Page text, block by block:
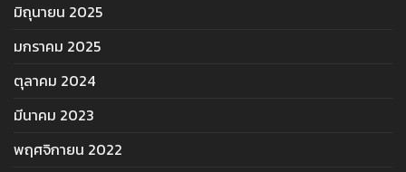
มิถุนายน 2025
มกราคม 2025
ตุลาคม 2024
มีนาคม 2023
พฤศจิกายน 2022